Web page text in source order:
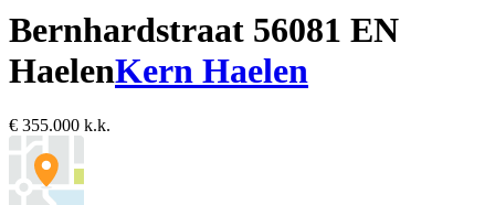
Bernhardstraat 56081 EN
HaelenKern Haelen
€ 355.000 k.k.